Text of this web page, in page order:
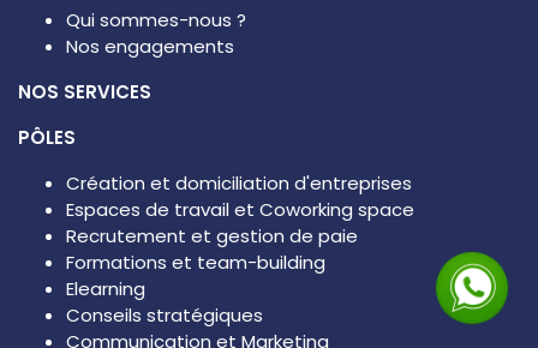
Qui sommes-nous ?
Nos engagements
NOS SERVICES
PÔLES
Création et domiciliation d'entreprises
Espaces de travail et Coworking space
Recrutement et gestion de paie
Formations et team-building
Elearning
Conseils stratégiques
Communication et Marketing